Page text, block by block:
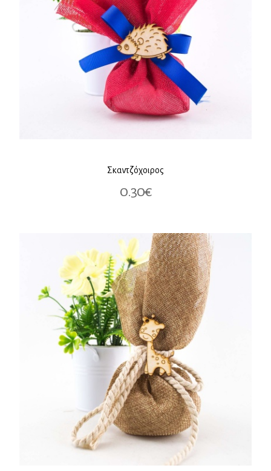
Σκαντζόχοιρος
0.30€